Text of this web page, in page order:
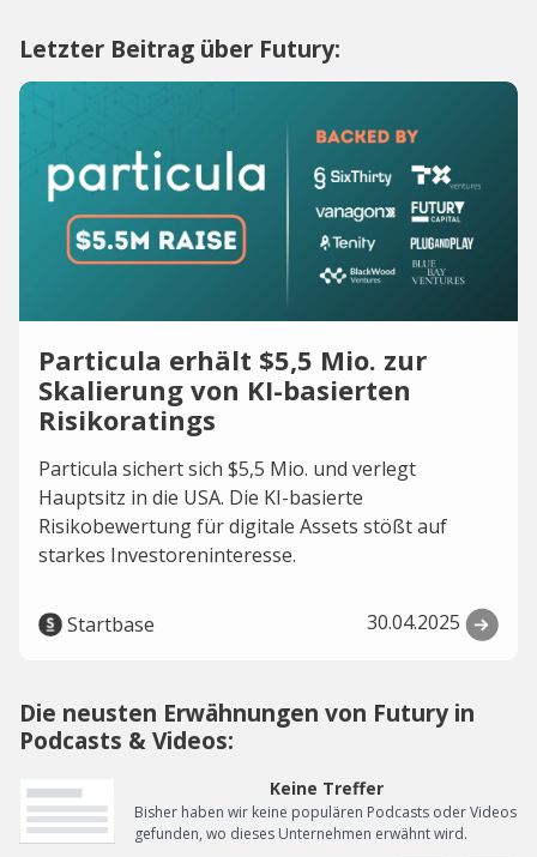
Letzter Beitrag über Futury:
Particula erhält $5,5 Mio. zur
Skalierung von KI-basierten
Risikoratings
Particula sichert sich $5,5 Mio. und verlegt
Hauptsitz in die USA. Die KI-basierte
Risikobewertung für digitale Assets stößt auf
starkes Investoreninteresse.
Startbase 30.04.2025
Die neusten Erwähnungen von Futury in
Podcasts & Videos:
Keine Treffer
Bisher haben wir keine populären Podcasts oder Videos
gefunden, wo dieses Unternehmen erwähnt wird.